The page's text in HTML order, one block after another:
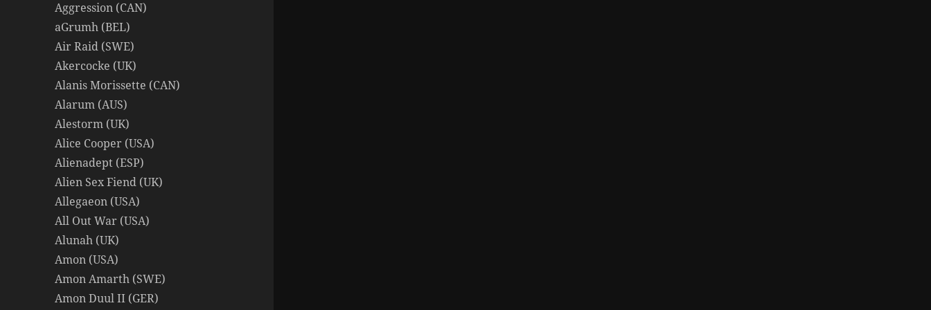
Aggression (CAN)
aGrumh (BEL)
Air Raid (SWE)
Akercocke (UK)
Alanis Morissette (CAN)
Alarum (AUS)
Alestorm (UK)
Alice Cooper (USA)
Alienadept (ESP)
Alien Sex Fiend (UK)
Allegaeon (USA)
All Out War (USA)
Alunah (UK)
Amon (USA)
Amon Amarth (SWE)
Amon Duul II (GER)